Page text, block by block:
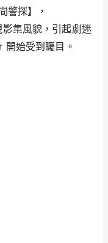
警探】，
集風貌，引起劇迷
始受到矚目。